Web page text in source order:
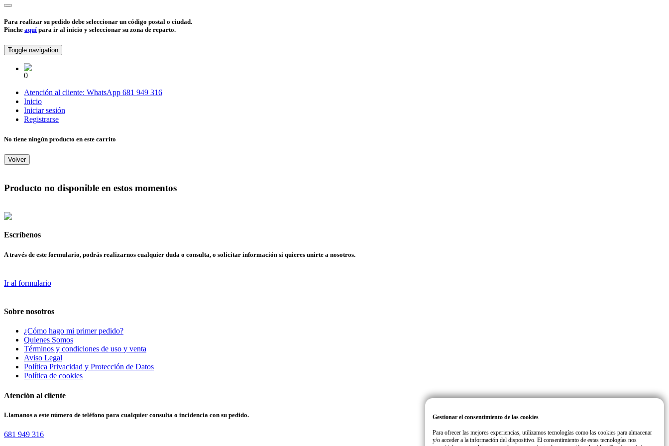
Para realizar su pedido debe seleccionar un código postal o ciudad.
Pinche aquí para ir al inicio y seleccionar su zona de reparto.
Toggle navigation
0
Atención al cliente: WhatsApp 681 949 316
Inicio
Iniciar sesión
Registrarse
No tiene ningún producto en este carrito
Volver
Producto no disponible en estos momentos
Escríbenos
A través de este formulario, podrás realizarnos cualquier duda o consulta, o solicitar información si quieres unirte a nosotros.
Ir al formulario
Sobre nosotros
¿Cómo hago mi primer pedido?
Quienes Somos
Términos y condiciones de uso y venta
Aviso Legal
Política Privacidad y Protección de Datos
Política de cookies
Atención al cliente
Llamanos a este número de teléfono para cualquier consulta o incidencia con su pedido.
681 949 316
Gestionar el consentimiento de las cookies
Para ofrecer las mejores experiencias, utilizamos tecnologías como las cookies para almacenar
y/o acceder a la información del dispositivo. El consentimiento de estas tecnologías nos